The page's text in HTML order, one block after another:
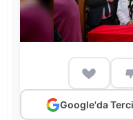
Google'da